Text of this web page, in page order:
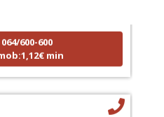
600-600
min